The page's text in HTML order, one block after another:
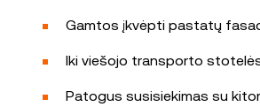
Gamtos įkvėpti pastatų
Iki viešojo transporto
Patogus susisiekimas su